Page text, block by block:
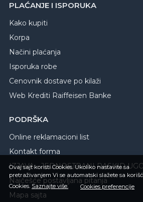
Ovaj sajt koristi Cookies. Ukoliko nastavite sa
pretraživanjem Vi se automatski slažete sa
Cookies. Saznajte više. Cookies preferencije
PLAĆANJE I ISPORUKA
Kako kupiti
Korpa
Načini plaćanja
Isporuka robe
Cenovnik dostave po kilaži
Web Krediti Raiffeisen Banke
PODRŠKA
Online reklamacioni list
Kontakt forma
IZJAVA - JEDNOSTRANI RASKID
Najčešće postavljana pitanja
Mapa sajta